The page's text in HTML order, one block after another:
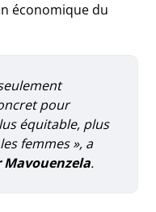
économique du
pour
équitable, plus
femmes », a
Mavouenzela.